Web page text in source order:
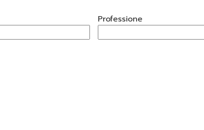
Professione